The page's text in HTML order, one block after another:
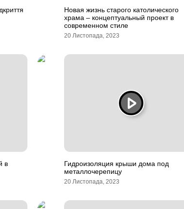
Новая жизнь старого католического
храма – концептуальный проект в
современном стиле
20 Листопада, 2023
в
Гидроизоляция крыши дома под
металлочерепицу
20 Листопада, 2023